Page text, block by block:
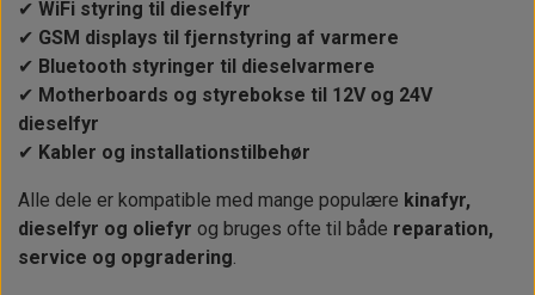
Busbars
Landstrømskabler
Paneler & Kontakter
Sikringer
Værktøj
Tilbehør
Motorbeslag
Brændstoftank
Gori propeller
instrumenter
Additive
Epoxy
Børster & Svampe m.m.
Diverse
Tovværk & fortøjning
Solceller
Strøm
Outlet
Gavekort
Udlejning af bådudstyr
Hvem er vi
Fordele hos Shop12volt
✔ WiFi styring til dieselfyr
✔ GSM displays til fjernstyring af varmere
✔ Bluetooth styringer til dieselvarmere
✔ Motherboards og styrebokse til 12V og 24V
dieselfyr
✔ Kabler og installationstilbehør
Alle dele er kompatible med mange populære kinafyr,
dieselfyr og oliefyr og bruges ofte til både reparation,
service og opgradering.